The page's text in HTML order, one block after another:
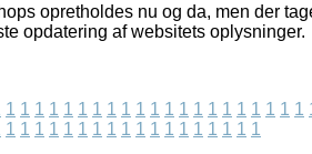
opretholdes nu og da, men der
opdatering af websitets oplysninger.
1 1 1 1 1 1 1 1 1 1 1 1 1 1 1 1 1 1 1 1 1
1 1 1 1 1 1 1 1 1 1 1 1 1 1 1 1 1 1